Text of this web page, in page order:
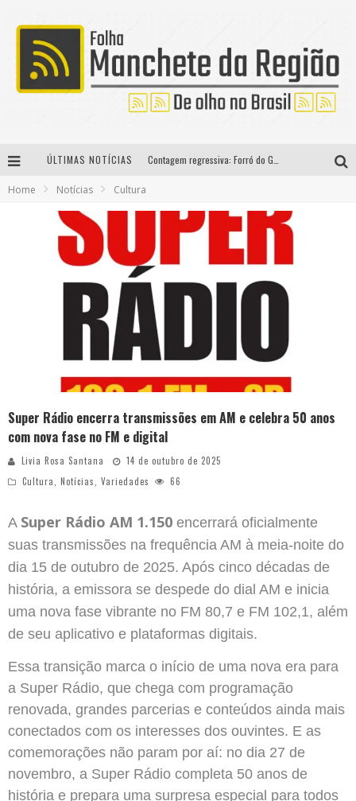
ÚLTIMAS NOTÍCIAS
Home Notícias Cultura
Super Rádio encerra transmissões em AM e celebra 50 anos
com nova fase no FM e digital
Livia Rosa Santana
14 de outubro de 2025
Cultura, Notícias, Variedades 66
A Super Rádio AM 1.150 encerrará oficialmente
suas transmissões na frequência AM à meia-noite do
dia 15 de outubro de 2025. Após cinco décadas de
história, a emissora se despede do dial AM e inicia
uma nova fase vibrante no FM 80,7 e FM 102,1, além
de seu aplicativo e plataformas digitais.
Essa transição marca o início de uma nova era para
a Super Rádio, que chega com programação
renovada, grandes parcerias e conteúdos ainda mais
conectados com os interesses dos ouvintes. E as
comemorações não param por aí: no dia 27 de
novembro, a Super Rádio completa 50 anos de
história e prepara uma surpresa especial para todos